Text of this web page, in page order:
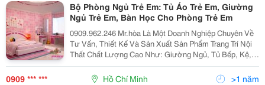
Bộ Phòng Ngủ Trẻ Em: Tủ Áo Trẻ Em, Giường
Ngủ Trẻ Em, Bàn Học Cho Phòng Trẻ Em
0909.962.246 Mr.hòa Là Một Doanh Nghiệp Chuyên Về
Tư Vấn, Thiết Kế Và Sản Xuất Sản Phẩm Trang Trí Nội
Thất Chất Lượng Cao Như: Giường Ngủ, Tủ Bếp, Kệ,
Bàn, Ghế, Bàn Văn Phòng ... Và Đã Có Những Bước
Phát Triển Lớn Mạnh Không Ngừng Kể Từ Ngày Thành
0909 *** *** Hồ Chí Minh >1 năm